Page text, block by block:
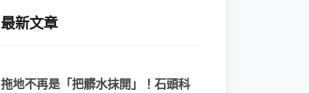
最新文章
拖地不再是「把髒水抹開」！石頭科